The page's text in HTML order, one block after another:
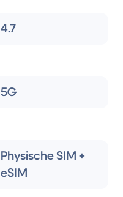
4.7
5G
Physische SIM +
eSIM